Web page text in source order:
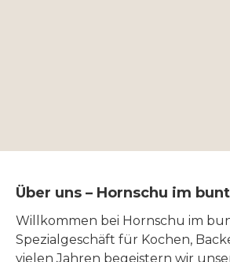
Über uns – Hornschu im
Willkommen bei Hornschu im
Spezialgeschäft für Kochen,
vielen Jahren begeistern wir